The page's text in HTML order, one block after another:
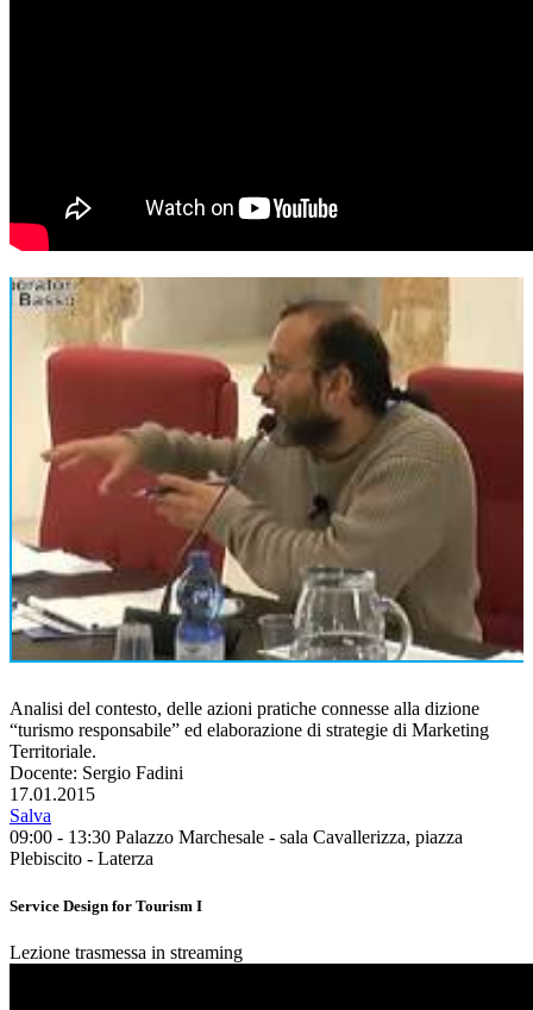
Analisi del contesto, delle azioni pratiche connesse alla dizione
“turismo responsabile” ed elaborazione di strategie di Marketing
Territoriale.
Docente: Sergio Fadini
17.01.2015
Salva
09:00 - 13:30 Palazzo Marchesale - sala Cavallerizza, piazza
Plebiscito - Laterza
Service Design for Tourism I
Lezione trasmessa in streaming